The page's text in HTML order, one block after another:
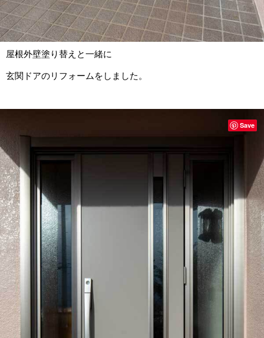
屋根外壁塗り替えと一緒に
玄関ドアのリフォームをしました。
Save